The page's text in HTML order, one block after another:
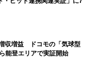
収増益 ドコモの「気球型
能登エリアで実証開始